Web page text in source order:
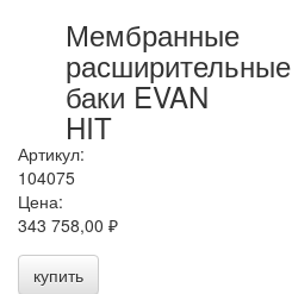
Мембранные
расширительные
баки EVAN
HIT
Артикул:
104075
Цена:
343 758,00 ₽
купить